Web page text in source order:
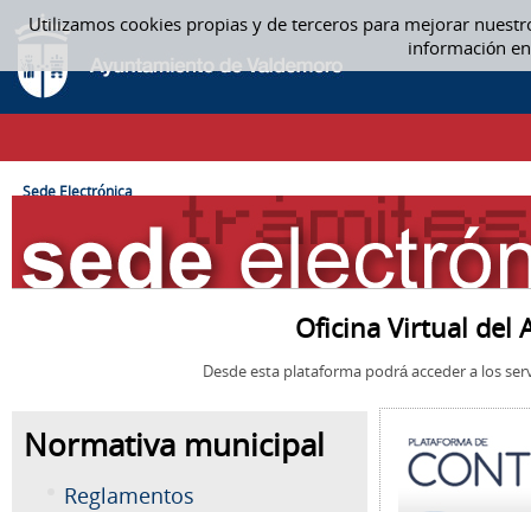
Utilizamos cookies propias y de terceros para mejorar
información
Saltar al contenido
SEDE ELECTRÓNICA
CAMINO DE MIGAS
Sede Electrónica
Oficina Virtual del
Desde esta plataforma podrá acceder a los
Normativa municipal
Reglamentos